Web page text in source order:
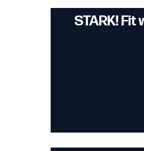
STARK! Fit